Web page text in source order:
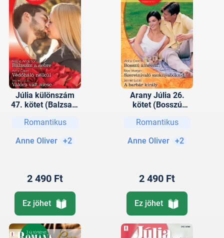
Júlia különszám
47. kötet (Balzsam
nélkül, Mese
Romantikus
Anne Oliver
+2
2 490 Ft
Ez jöhet
Arany Júlia 26.
kötet (Bosszú
Szeretnivaló
barbár király)
Romantikus
Anne Oliver
+2
2 490 Ft
Ez jöhet